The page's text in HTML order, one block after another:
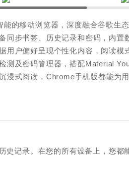
的移动浏览器，深度融合谷歌生
同步书签、历史记录和密码，内置
用户偏好呈现个性化内容，阅读模
测及密码管理器，搭配Material
浸式阅读，Chrome手机版都能为
记录。在您的所有设备上，您都